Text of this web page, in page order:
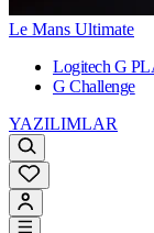
Le Mans Ultimate
Logitech G
G Challenge
YAZILIMLAR